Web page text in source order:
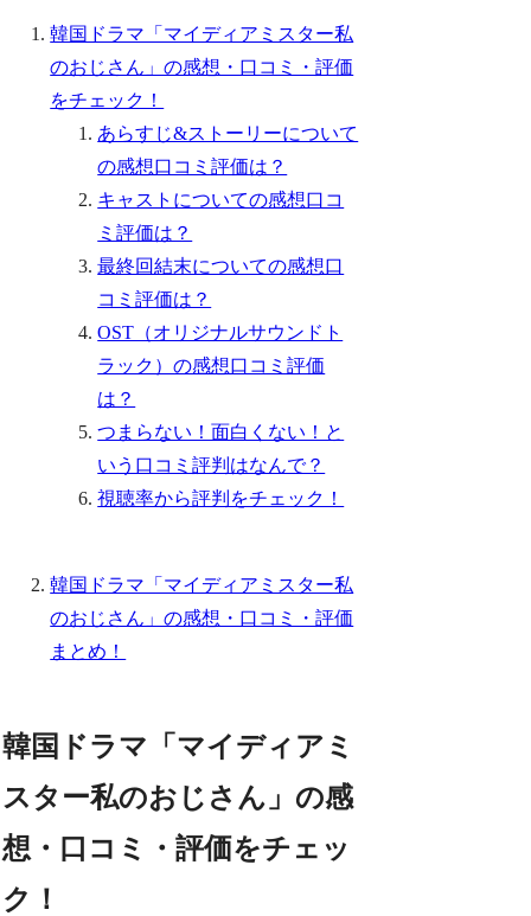
韓国ドラマ「マイディアミスター私
のおじさん」の感想・口コミ・評価
をチェック！
あらすじ&ストーリーについて
の感想口コミ評価は？
キャストについての感想口コ
ミ評価は？
最終回結末についての感想口
コミ評価は？
OST（オリジナルサウンドト
ラック）の感想口コミ評価
は？
つまらない！面白くない！と
いう口コミ評判はなんで？
視聴率から評判をチェック！
韓国ドラマ「マイディアミスター私
のおじさん」の感想・口コミ・評価
まとめ！
韓国ドラマ「マイディアミ
スター私のおじさん」の感
想・口コミ・評価をチェッ
ク！